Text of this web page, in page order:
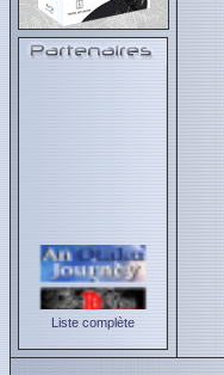
Liste complète